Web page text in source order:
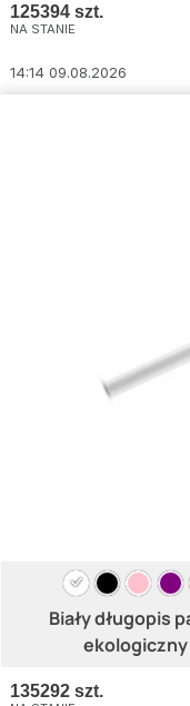
125394 szt.
NA STANIE
14:14 09.08.2026
Biały długopis
135292 szt.